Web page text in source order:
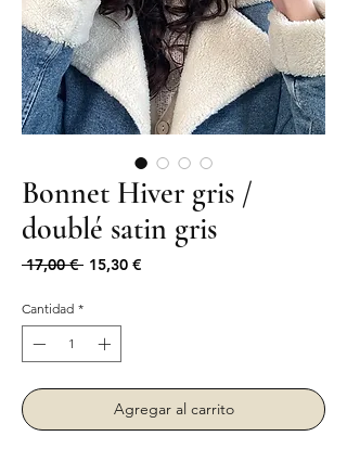
Bonnet Hiver gris /
doublé satin gris
17,00 € Precio
15,30 €
Cantidad *
Agregar al carrito